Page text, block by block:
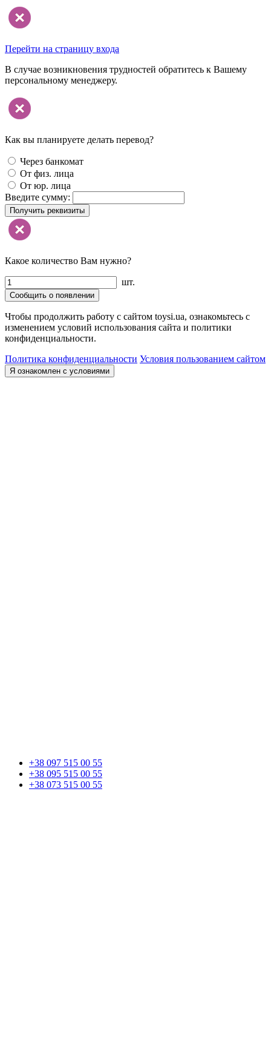
Перейти на страницу входа
В случае возникновения трудностей обратитесь к Вашему
персональному менеджеру.
Как вы планируете делать перевод?
Через банкомат
От физ. лица
От юр. лица
Введите сумму:
Получить реквизиты
Какое количество Вам нужно?
шт.
Сообщить о появлении
Чтобы продолжить работу с сайтом toysi.ua, ознакомьтесь с
изменением условий использования сайта и политики
конфиденциальности.
Политика конфиденциальности Условия пользованием сайтом
Я ознакомлен с условиями
+38 097 515 00 55
+38 095 515 00 55
+38 073 515 00 55